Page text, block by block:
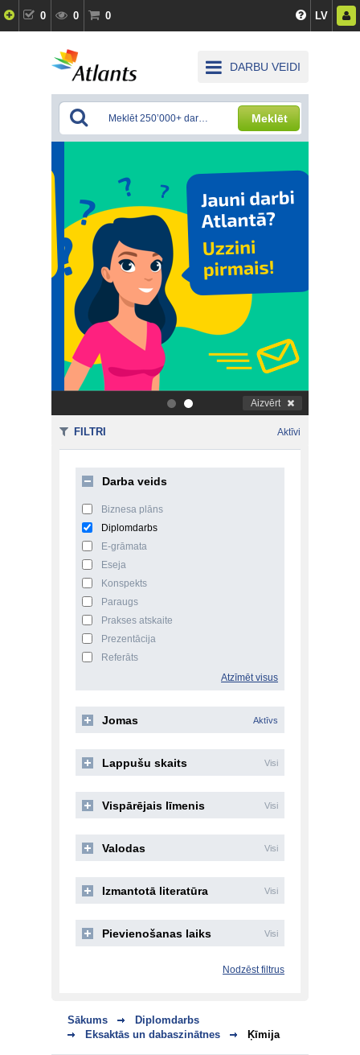
0 0 0 LV
DARBU VEIDI
Meklēt
. Aizvērt
Sākums
Diplomdarbs
Eksaktās un dabaszinātnes
Ķīmija
FILTRI Aktīvi
Darba veids
Biznesa plāns
Diplomdarbs
E-grāmata
Eseja
Konspekts
Paraugs
Prakses atskaite
Prezentācija
Referāts
Atzīmēt visus
Jomas Aktīvs
Lappušu skaits Visi
Vispārējais līmenis Visi
Valodas Visi
Izmantotā literatūra Visi
Pievienošanas laiks Visi
Nodzēst filtrus